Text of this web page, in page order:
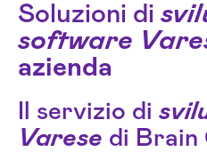
Soluzioni di
software
azienda
Il servizio di
Varese di Brain